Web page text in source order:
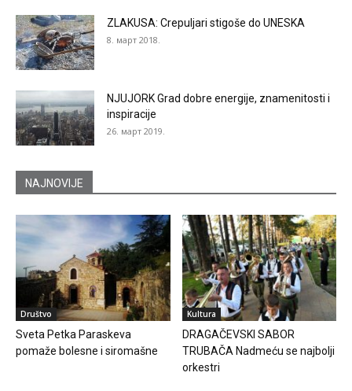
ZLAKUSA: Crepuljari stigoše do UNESKA
8. март 2018.
NJUJORK Grad dobre energije, znamenitosti i
inspiracije
26. март 2019.
NAJNOVIJE
Društvo
Sveta Petka Paraskeva
pomaže bolesne i siromašne
Kultura
DRAGAČEVSKI SABOR
TRUBAČA Nadmeću se najbolji
orkestri